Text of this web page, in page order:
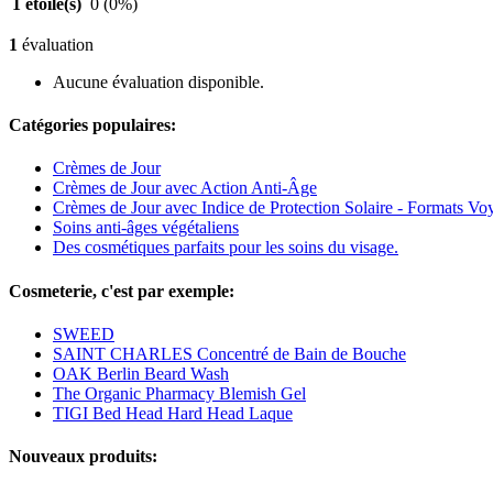
1 évaluation
Aucune évaluation disponible.
Catégories populaires:
Crèmes de Jour
Crèmes de Jour avec Action Anti-Âge
Crèmes de Jour avec Indice de Protection Solaire - Formats
Soins anti-âges végétaliens
Des cosmétiques parfaits pour les soins du visage.
Cosmeterie, c'est par exemple:
SWEED
SAINT CHARLES Concentré de Bain de Bouche
OAK Berlin Beard Wash
The Organic Pharmacy Blemish Gel
TIGI Bed Head Hard Head Laque
Nouveaux produits: